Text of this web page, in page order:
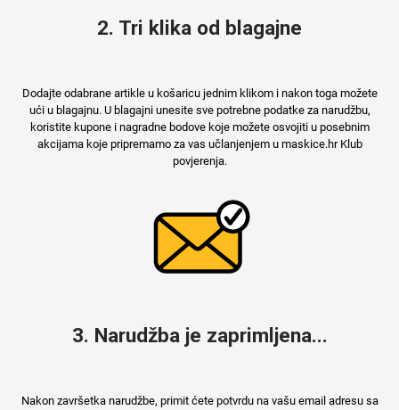
2. Tri klika od blagajne
Dodajte odabrane artikle u košaricu jednim klikom i nakon toga možete
ući u blagajnu. U blagajni unesite sve potrebne podatke za narudžbu,
koristite kupone i nagradne bodove koje možete osvojiti u posebnim
akcijama koje pripremamo za vas učlanjenjem u maskice.hr Klub
povjerenja.
3. Narudžba je zaprimljena...
Nakon završetka narudžbe, primit ćete potvrdu na vašu email adresu sa